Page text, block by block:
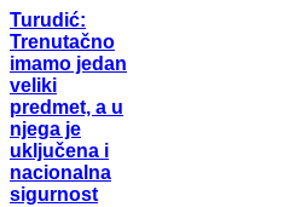
Turudić:
Trenutačno
imamo jedan
veliki
predmet, a u
njega je
uključena i
nacionalna
sigurnost